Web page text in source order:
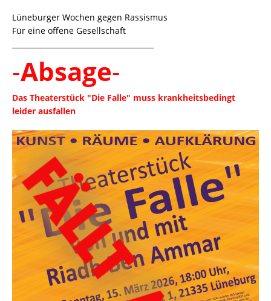
Lüneburger Wochen gegen Rassismus
Für eine offene Gesellschaft
-Absage-
Das Theaterstück "Die Falle" muss krankheitsbedingt
leider ausfallen